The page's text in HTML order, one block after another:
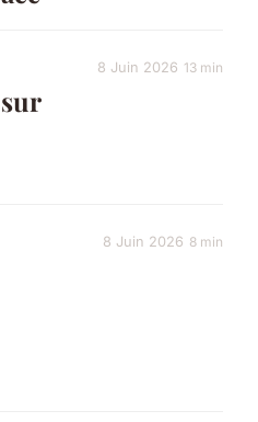
8 Juin 2026 13 min
8 Juin 2026 8 min